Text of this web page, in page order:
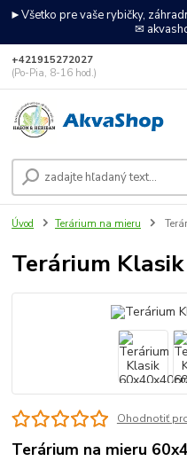
►Všetko pre vaše rybičky,
✉
+421915272027
(Po-Pia, 8-16 hod.)
Úvod Terárium na mieru
Terárium
Ohodnotiť
Terárium na mieru